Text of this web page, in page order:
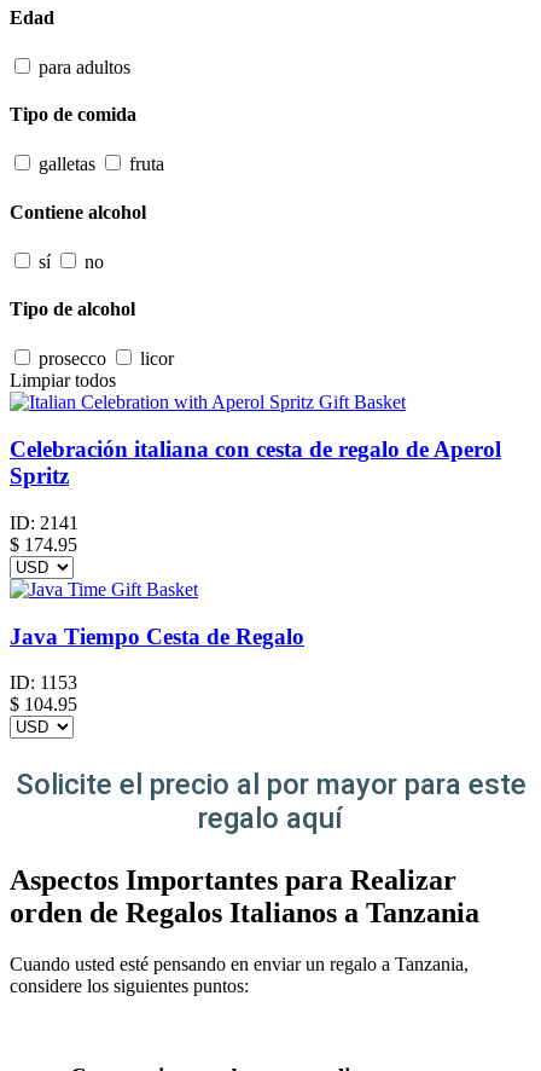
Edad
para adultos
Tipo de comida
galletas fruta
Contiene alcohol
sí no
Tipo de alcohol
prosecco
licor
Limpiar todos
Celebración italiana con cesta de regalo de Aperol
Spritz
ID: 2141
$ 174.95
Java Tiempo Cesta de Regalo
ID: 1153
$ 104.95
Solicite el precio al por mayor para este
regalo aquí
Aspectos Importantes para Realizar
orden de Regalos Italianos a Tanzania
Cuando usted esté pensando en enviar un regalo a Tanzania,
considere los siguientes puntos: